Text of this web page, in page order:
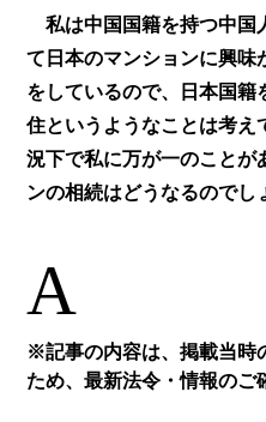
私は中国国籍を持つ中国
て日本のマンションに興
をしているので、日本国
住というようなことは考
況下で私に万が一のことが
ンの相続はどうなるのでし
A
※記事の内容は、掲載当時
ため、最新法令・情報のご